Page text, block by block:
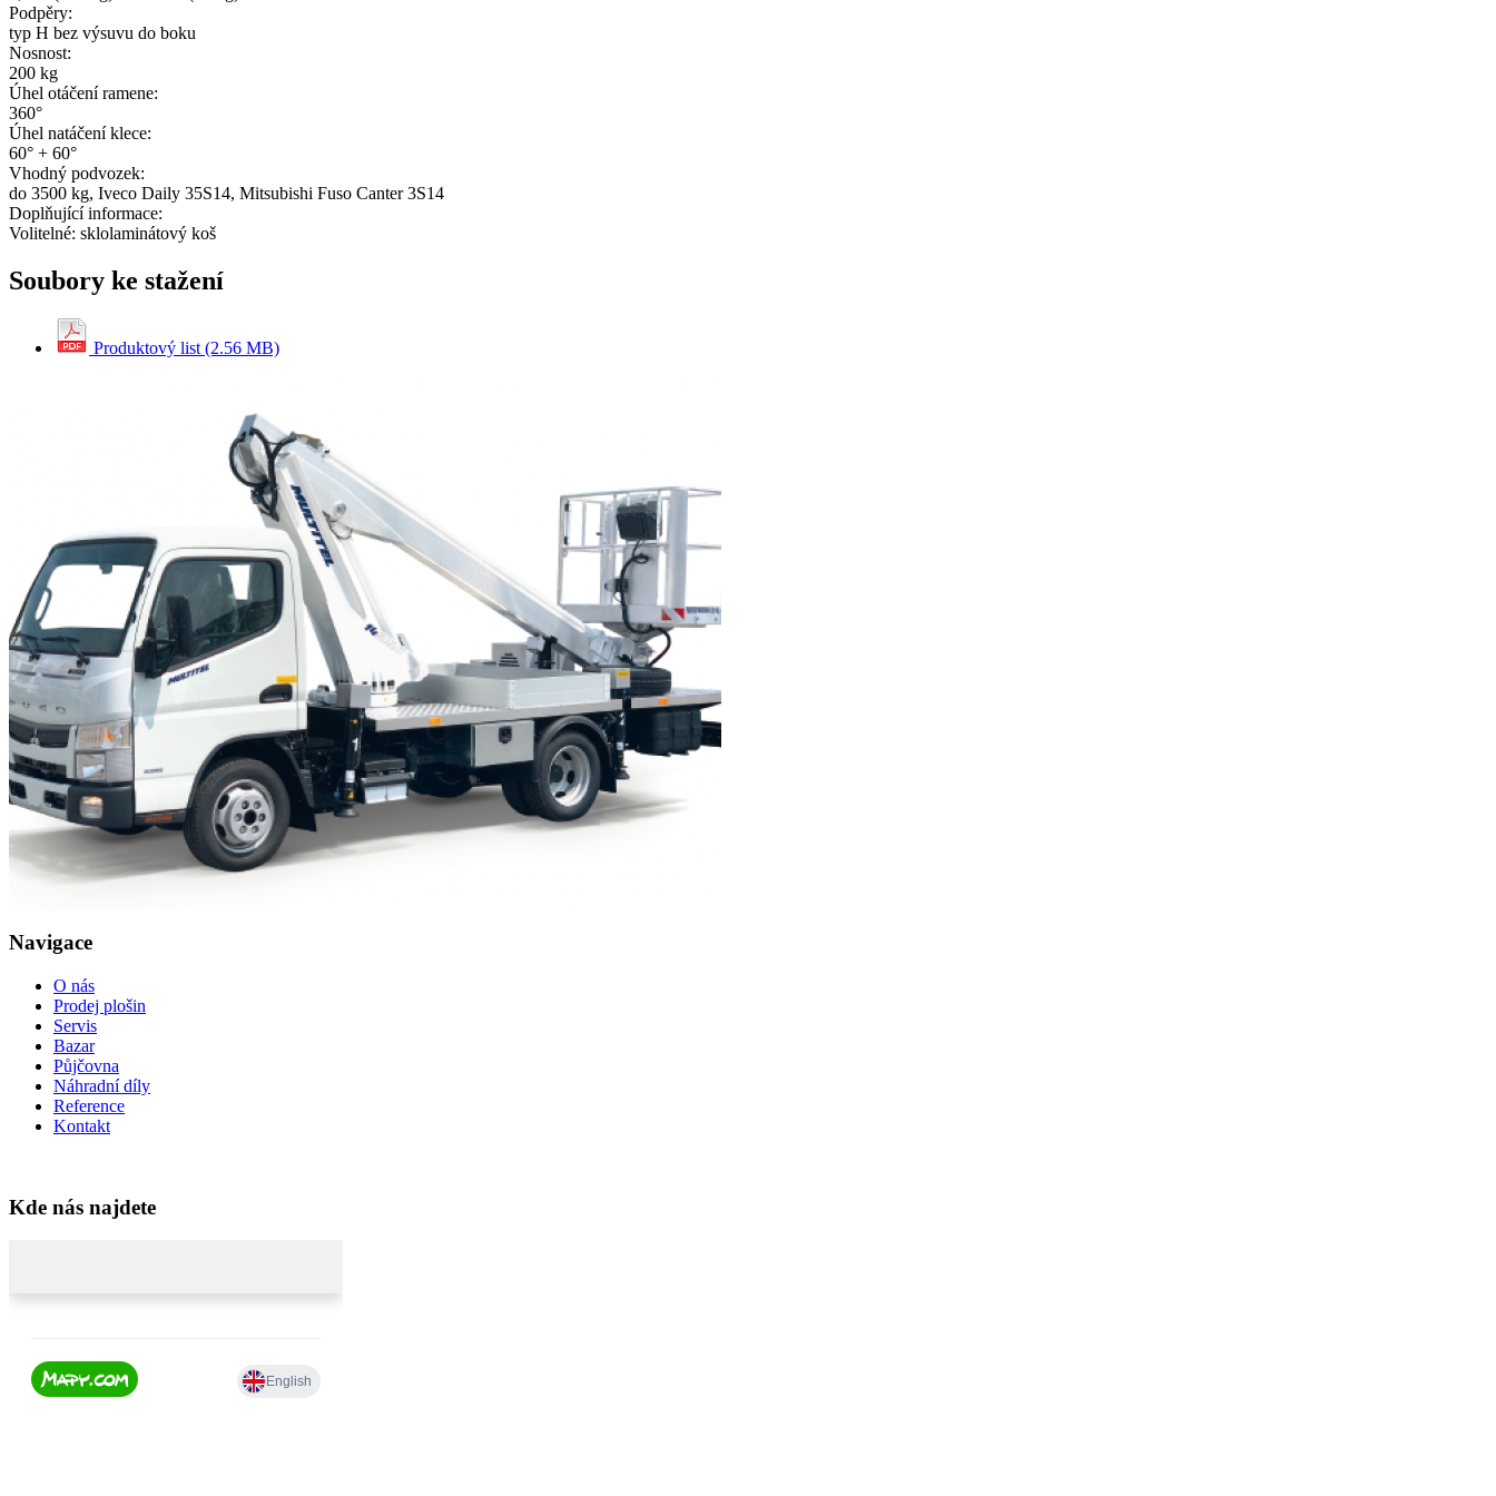
Podpěry:
typ H bez výsuvu do boku
Nosnost:
200 kg
Úhel otáčení ramene:
360°
Úhel natáčení klece:
60° + 60°
Vhodný podvozek:
do 3500 kg, Iveco Daily 35S14, Mitsubishi Fuso Canter 3S14
Doplňující informace:
Volitelné: sklolaminátový koš
Soubory ke stažení
Produktový list (2.56 MB)
Navigace
O nás
Prodej plošin
Servis
Bazar
Půjčovna
Náhradní díly
Reference
Kontakt
Kde nás najdete